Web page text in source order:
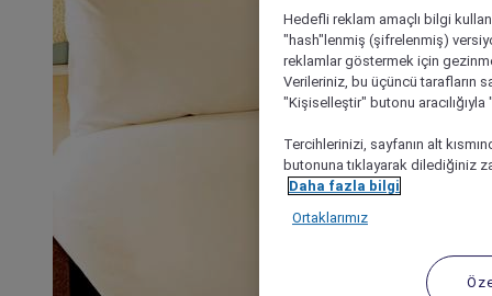
Hedefli reklam amaçlı bilgi
"hash"lenmiş (şifrelenmiş)
reklamlar göstermek için
Verileriniz, bu üçüncü tarafların
"Kişiselleştir" butonu
Tercihlerinizi, sayfanın alt
butonuna tıklayarak dilediğiniz
Daha fazla bilgi
Ortaklarımız